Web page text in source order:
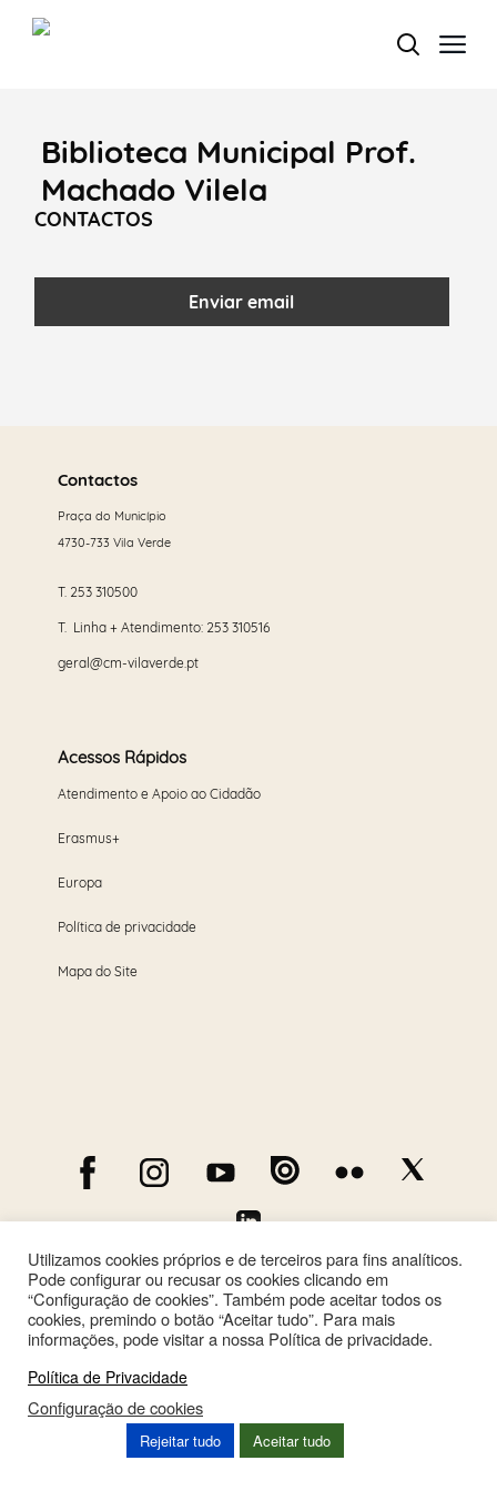
Termo de Pesquisa
Categorias gerais
Biblioteca Municipal Prof.
Machado Vilela
CONTACTOS
Enviar email
maisContactos
Praça do Município
4730-733 Vila Verde
T. 253 310500
T. Linha + Atendimento: 253 310516
geral@cm-vilaverde.pt
Acessos Rápidos
Atendimento e Apoio ao Cidadão
Erasmus+
Europa
Política de privacidade
Mapa do Site
Utilizamos cookies próprios e de terceiros para fins analíticos.
Pode configurar ou recusar os cookies clicando em
“Configuração de cookies”. Também pode aceitar todos os
cookies, premindo o botão “Aceitar tudo”. Para mais
informações, pode visitar a nossa Política de privacidade.
Política de Privacidade
Configuração de cookies
Rejeitar tudo Aceitar tudo
This site is registered onwpml.orgas a development site. Switch to a production
site key toremove this banner.